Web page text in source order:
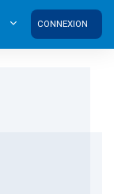
CONNEXION